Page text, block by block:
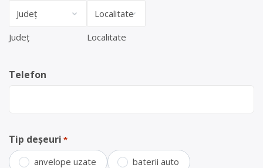
Județ Localitate
Telefon
Tip deșeuri *
anvelope uzate baterii auto